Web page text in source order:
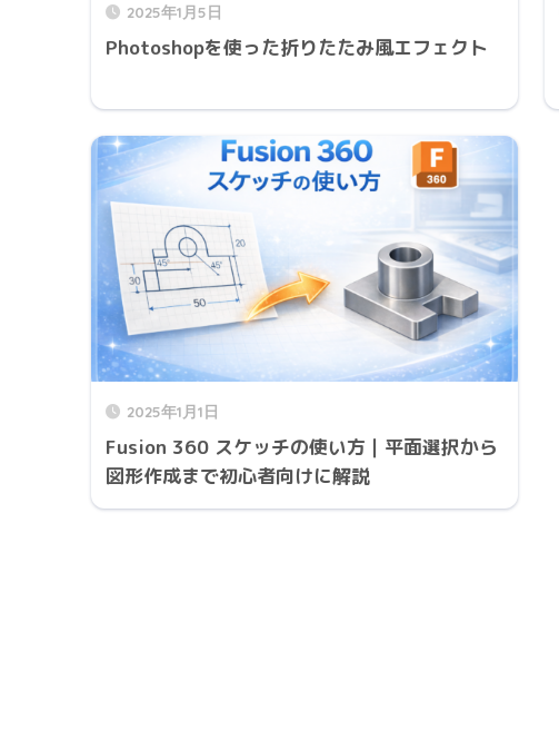
2025年1月5日
Photoshopを使った折りたたみ風エフェクト
2025年1月1日
Fusion 360 スケッチの使い方｜平面選択から
図形作成まで初心者向けに解説